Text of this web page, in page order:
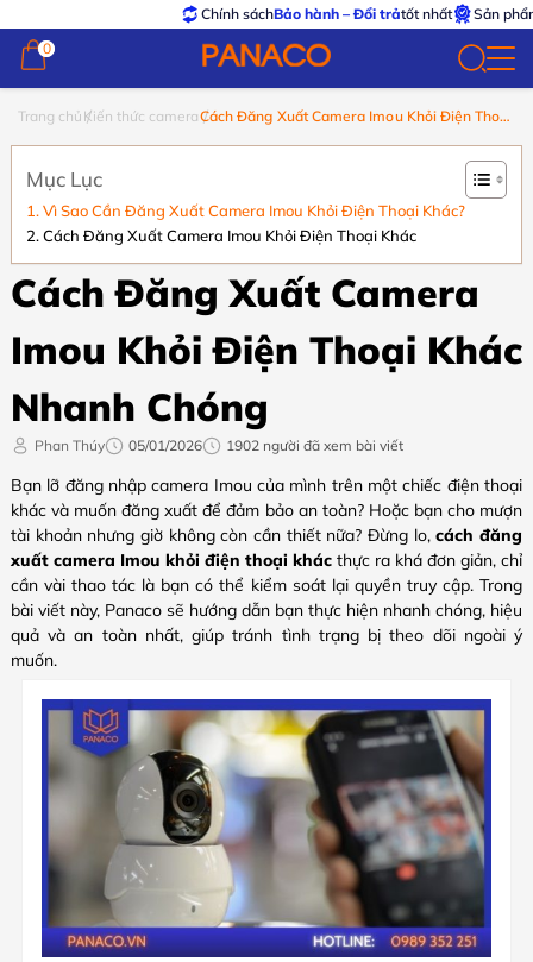
Chính sáchBảo hành – Đổi trảtốt nhất Sản phẩm
0
0
Trang chủ Kiến thức cameraCách Đăng Xuất Camera Imou Khỏi Điện Thoại
Mục Lục
Vì Sao Cần Đăng Xuất Camera Imou Khỏi Điện Thoại Khác?
Cách Đăng Xuất Camera Imou Khỏi Điện Thoại Khác
Cách Đăng Xuất Camera
Imou Khỏi Điện Thoại Khác
Nhanh Chóng
Phan Thúy 05/01/2026 1902 người đã xem bài viết
Bạn lỡ đăng nhập camera Imou của mình trên một chiếc điện thoại
khác và muốn đăng xuất để đảm bảo an toàn? Hoặc bạn cho mượn
tài khoản nhưng giờ không còn cần thiết nữa? Đừng lo,cách đăng
xuất camera Imou khỏi điện thoại khác thực ra khá đơn giản, chỉ
cần vài thao tác là bạn có thể kiểm soát lại quyền truy cập. Trong
bài viết này, Panaco sẽ hướng dẫn bạn thực hiện nhanh chóng, hiệu
quả và an toàn nhất, giúp tránh tình trạng bị theo dõi ngoài ý
muốn.